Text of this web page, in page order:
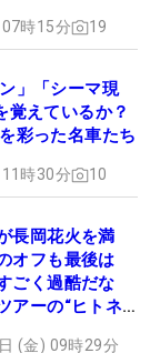
時15分 19
」「シーマ現
えているか？
彩った名車たち
時30分 10
長岡花火を満
オフも最後は
ごく過酷だな
アーの“ヒトネ
(金) 09時29分